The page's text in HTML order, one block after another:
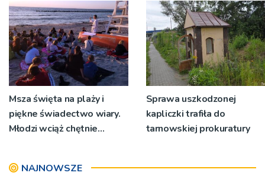
Msza święta na plaży i
piękne świadectwo wiary.
Młodzi wciąż chętnie
Sprawa uszkodzonej
kapliczki trafiła do
tarnowskiej prokuratury
NAJNOWSZE